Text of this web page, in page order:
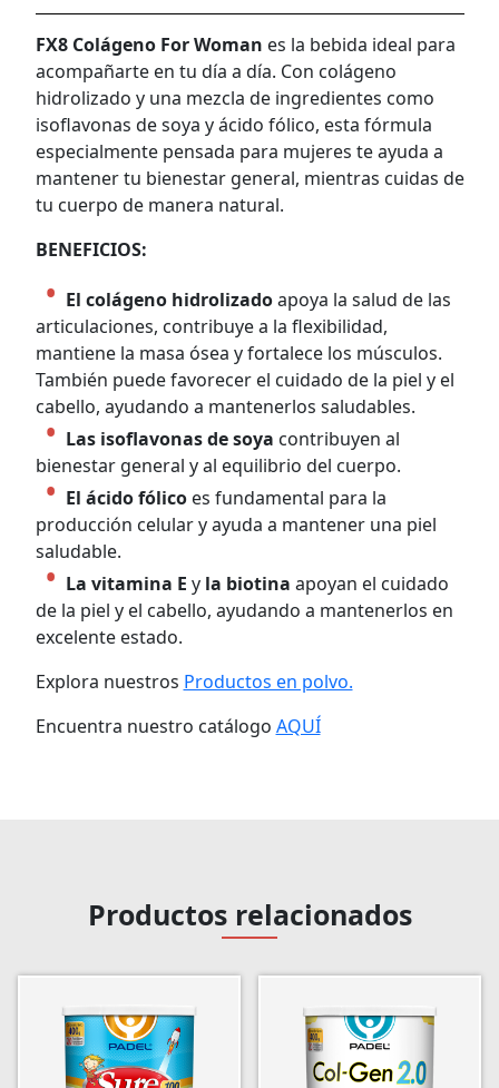
FX8 Colágeno For Woman es la bebida ideal para
acompañarte en tu día a día. Con colágeno
hidrolizado y una mezcla de ingredientes como
isoflavonas de soya y ácido fólico, esta fórmula
especialmente pensada para mujeres te ayuda a
mantener tu bienestar general, mientras cuidas de
tu cuerpo de manera natural.
BENEFICIOS:
El colágeno hidrolizadoapoya la salud de las
articulaciones, contribuye a la flexibilidad,
mantiene la masa ósea y fortalece los músculos.
También puede favorecer el cuidado de la piel y el
cabello, ayudando a mantenerlos saludables.
Las isoflavonas de soya contribuyen al
bienestar general y al equilibrio del cuerpo.
El ácido fólicoes fundamental para la
producción celular y ayuda a mantener una piel
saludable.
La vitamina E y la biotina apoyan el cuidado
de la piel y el cabello, ayudando a mantenerlos en
excelente estado.
Explora nuestros Productos en polvo.
Encuentra nuestro catálogo AQUÍ
Productos relacionados